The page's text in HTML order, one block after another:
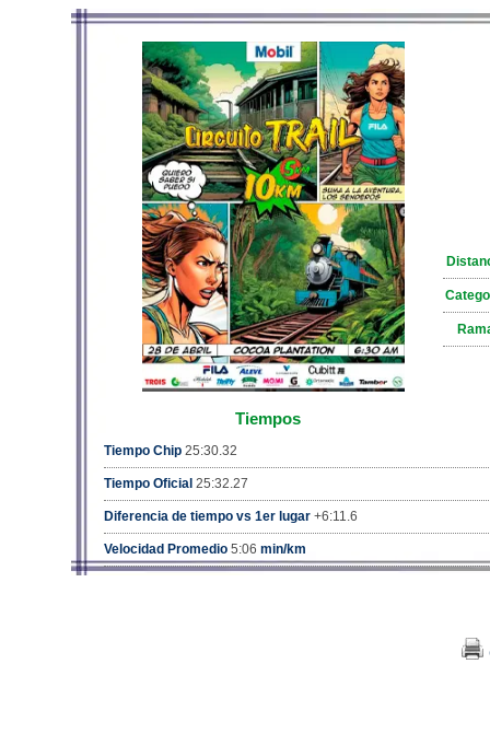
Tiempos
Tiempo Chip 25:30.32
Tiempo Oficial 25:32.27
Diferencia de tiempo vs 1er lugar +6:11.6
Velocidad Promedio 5:06 min/km